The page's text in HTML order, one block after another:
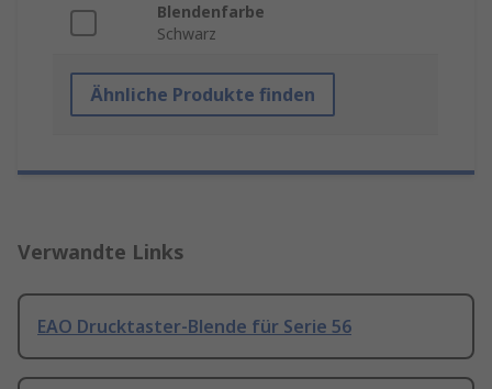
Blendenfarbe
Schwarz
Ähnliche Produkte finden
Verwandte Links
EAO Drucktaster-Blende für Serie 56